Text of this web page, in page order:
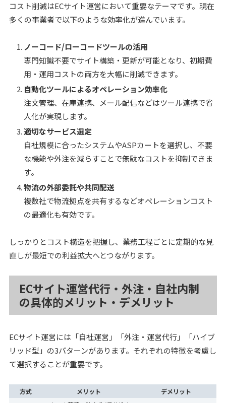
コスト削減はECサイト運営において重要なテーマです。現在
多くの事業者で以下のような効率化が進んでいます。
ノーコード/ローコードツールの活用
専門知識不要でサイト構築・更新が可能となり、初期費
用・運用コストの両方を大幅に削減できます。
自動化ツールによるオペレーション効率化
注文管理、在庫連携、メール配信などはツール連携で省
人化が実現します。
適切なサービス選定
自社規模に合ったシステムやASPカートを選択し、不要
な機能や外注を減らすことで無駄なコストを抑制できま
す。
物流の外部委託や共同配送
複数社で物流拠点を共有するなどオペレーションコスト
の最適化も有効です。
しっかりとコスト構造を把握し、業務工程ごとに定期的な見
直しが最短での利益拡大へとつながります。
ECサイト運営代行・外注・自社内制
の具体的メリット・デメリット
ECサイト運営には「自社運営」「外注・運営代行」「ハイブ
リッド型」の3パターンがあります。それぞれの特徴を考慮し
て選択することが重要です。
方式 メリット デメリット